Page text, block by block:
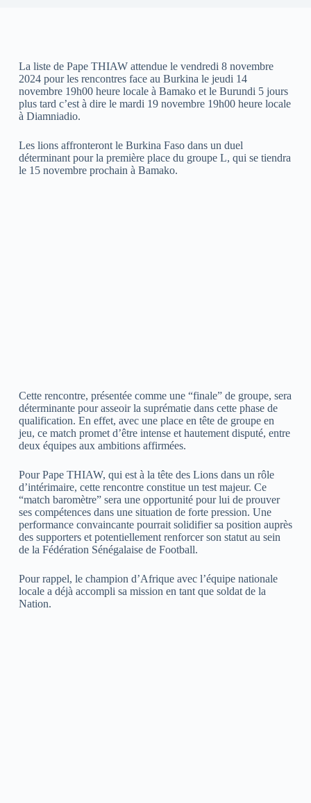
La liste de Pape THIAW attendue le vendredi 8 novembre
2024 pour les rencontres face au Burkina le jeudi 14
novembre 19h00 heure locale à Bamako et le Burundi 5 jours
plus tard c’est à dire le mardi 19 novembre 19h00 heure locale
à Diamniadio.
Les lions affronteront le Burkina Faso dans un duel
déterminant pour la première place du groupe L, qui se tiendra
le 15 novembre prochain à Bamako.
Cette rencontre, présentée comme une “finale” de groupe, sera
déterminante pour asseoir la suprématie dans cette phase de
qualification. En effet, avec une place en tête de groupe en
jeu, ce match promet d’être intense et hautement disputé, entre
deux équipes aux ambitions affirmées.
Pour Pape THIAW, qui est à la tête des Lions dans un rôle
d’intérimaire, cette rencontre constitue un test majeur. Ce
“match baromètre” sera une opportunité pour lui de prouver
ses compétences dans une situation de forte pression. Une
performance convaincante pourrait solidifier sa position auprès
des supporters et potentiellement renforcer son statut au sein
de la Fédération Sénégalaise de Football.
Pour rappel, le champion d’Afrique avec l’équipe nationale
locale a déjà accompli sa mission en tant que soldat de la
Nation.